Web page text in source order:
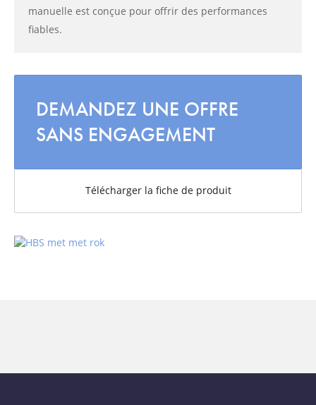
manuelle est conçue pour offrir des performances
fiables.
DEMANDEZ UNE OFFRE
SANS ENGAGEMENT
Télécharger la fiche de produit